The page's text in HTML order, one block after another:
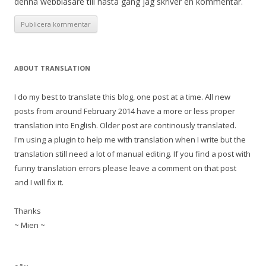
ABOUT TRANSLATION
I do my best to translate this blog, one post at a time. All new
posts from around February 2014 have a more or less proper
translation into English. Older post are continously translated.
I'm using a plugin to help me with translation when I write but the
translation still need a lot of manual editing. If you find a post with
funny translation errors please leave a comment on that post
and I will fix it.
Thanks
~ Mien ~